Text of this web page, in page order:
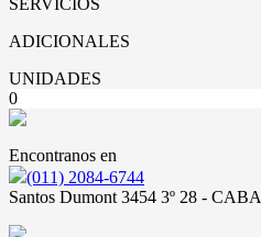
SERVICIOS
ADICIONALES
UNIDADES
0
Encontranos en
(011) 2084-6744
Santos Dumont 3454 3º 28 - CABA